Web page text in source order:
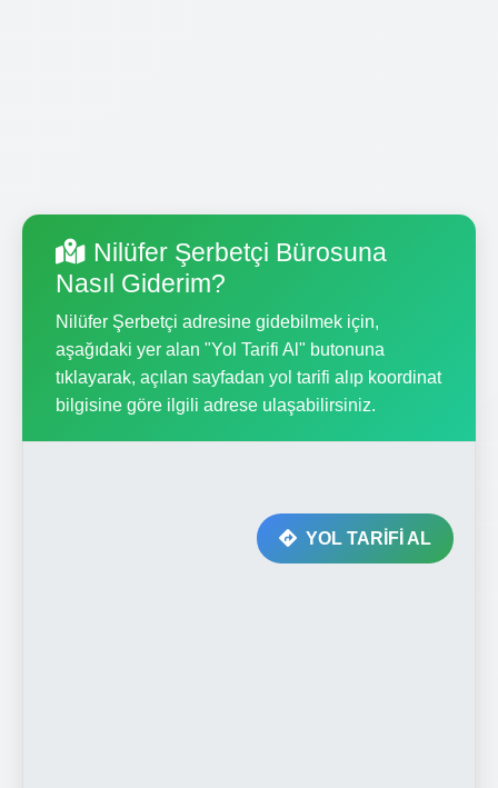
Nilüfer Şerbetçi Bürosuna
Nasıl Giderim?
Nilüfer Şerbetçi adresine gidebilmek için,
aşağıdaki yer alan "Yol Tarifi Al" butonuna
tıklayarak, açılan sayfadan yol tarifi alıp koordinat
bilgisine göre ilgili adrese ulaşabilirsiniz.
YOL TARİFİ AL